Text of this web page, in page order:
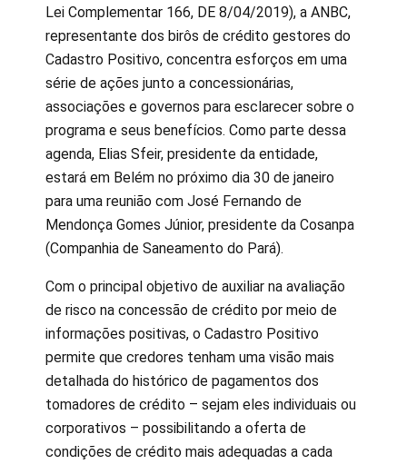
Lei Complementar 166, DE 8/04/2019), a ANBC,
representante dos birôs de crédito gestores do
Cadastro Positivo, concentra esforços em uma
série de ações junto a concessionárias,
associações e governos para esclarecer sobre o
programa e seus benefícios. Como parte dessa
agenda, Elias Sfeir, presidente da entidade,
estará em Belém no próximo dia 30 de janeiro
para uma reunião com José Fernando de
Mendonça Gomes Júnior, presidente da Cosanpa
(Companhia de Saneamento do Pará).
Com o principal objetivo de auxiliar na avaliação
de risco na concessão de crédito por meio de
informações positivas, o Cadastro Positivo
permite que credores tenham uma visão mais
detalhada do histórico de pagamentos dos
tomadores de crédito – sejam eles individuais ou
corporativos – possibilitando a oferta de
condições de crédito mais adequadas a cada